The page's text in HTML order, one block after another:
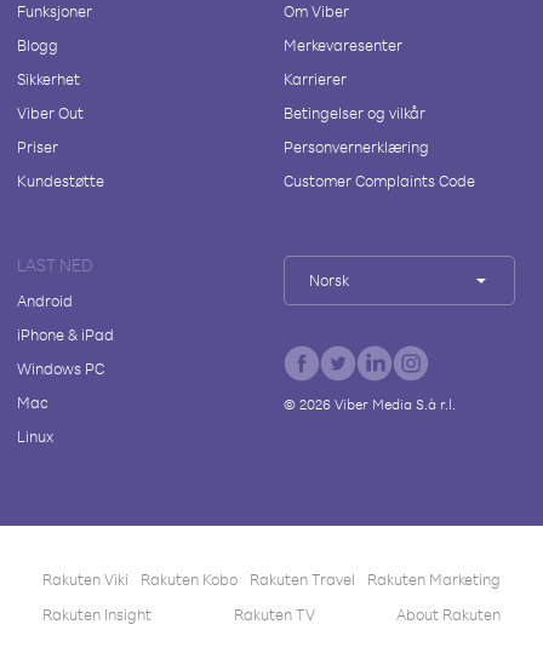
Funksjoner
Blogg
Sikkerhet
Viber Out
Priser
Kundestøtte
Om Viber
Merkevaresenter
Karrierer
Betingelser og vilkår
Personvernerklæring
Customer Complaints Code
LAST NED
Android
iPhone & iPad
Windows PC
Mac
Linux
Norsk
© 2026Viber Media S.à r.l.
Rakuten Viki Rakuten Kobo Rakuten Travel
Rakuten Marketing
Rakuten Insight
Rakuten TV About Rakuten